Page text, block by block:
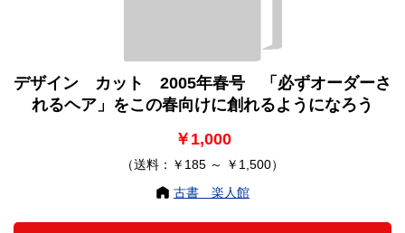
デザイン カット 2005年春号 「必ずオーダーさ
れるヘア」をこの春向けに創れるようになろう
￥1,000
（送料：￥185 ～ ￥1,500）
古書 楽人館